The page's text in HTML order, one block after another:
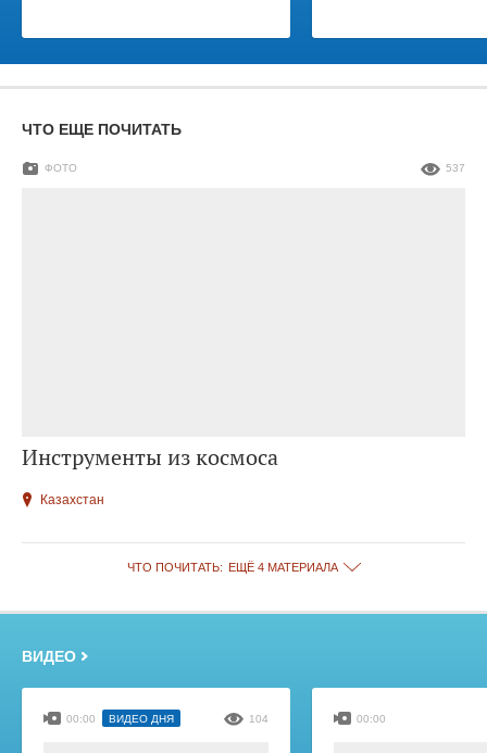
ЧТО ЕЩЕ ПОЧИТАТЬ
Инструменты из космоса
ФОТО 537
Казахстан
ЧТО ПОЧИТАТЬ: ЕЩЁ 4 МАТЕРИАЛА
ВИДЕО
00:00 ВИДЕО ДНЯ 104 00:00